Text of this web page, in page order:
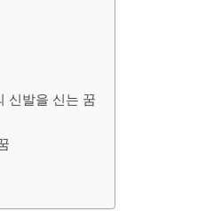
신발을 신는 꿈